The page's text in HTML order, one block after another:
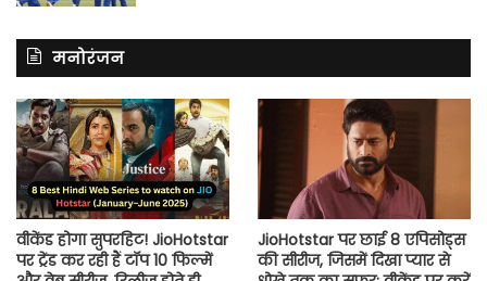
मनोरंजन
वीकेंड होगा सुपरहिट! JioHotstar
पर ट्रेंड कर रही हैं टॉप 10 फिल्में
JioHotstar पर छाई 8 एपिसोड्स
की सीरीज, जिसमें दिखा प्यार से